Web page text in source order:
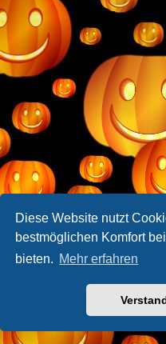
Diese Website nutzt
bestmöglichen Komfort
bieten. Mehr erfahren